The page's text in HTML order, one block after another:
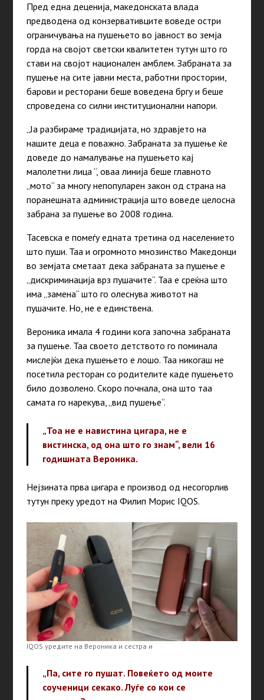
Пред една деценија, македонската влада
предводена од конзервативците воведе остри
ограничувања на пушењето во јавност во земја
горда на својот светски квалитетен тутун што го
стави на својот национален амблем. Забраната за
пушење на сите јавни места, работни простории,
барови и ресторани беше воведена бргу и беше
спроведена со силни институционални напори.
„Ја разбираме традицијата, но здравјето на
нашите деца е поважно. Забраната за пушење ќе
доведе до намалување на пушењето кај
малолетни лица “, оваа линија беше главното
„мото“ за многу непопуларен закон од страна на
поранешната администрација што воведе целосна
забрана за пушење во 2008 година.
Тасевска е помеѓу едната третина од населението
што пуши. Таа и огромното мнозинство Македонци
во земјата сметаат дека забраната за пушење е
„дискриминација врз пушачите“. Таа е среќна што
има „замена“ што го олеснува животот на
пушачите. Но, не е единствена.
Вероника имала 4 години кога започна забраната
за пушење. Таа своето детството го поминала
мислејќи дека пушењето е лошо. Таа никогаш не
посетила ресторан со родителите каде пушењето
било дозволено. Скоро почнала, она што таа
самата го нарекува, „вид пушење“.
„Тоа не е навистина цигара, не е
вистинска, од она што го знам“, вели 16
годишната Вероника.
Нејзината прва цигара е производ од несогорлив
тутун преку уредот на Филип Морис IQOS.
IQOS уредите на Вероника и сестра и
„Па, сите го пушат. Повеќето од моите
соученици секако. Луѓе со кои се